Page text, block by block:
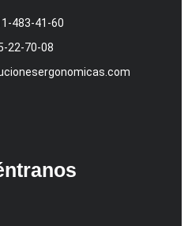
483-41-60
22-70-08